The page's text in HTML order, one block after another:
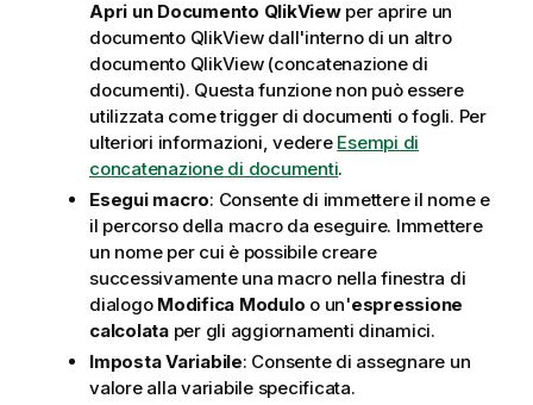
r
m
a
t
i
c
a
Apri un Documento QlikViewper aprire un
documento QlikViewdall'interno di un altro
documento QlikView(concatenazione di
documenti). Questa funzione non può essere
utilizzata come trigger di documenti o fogli. Per
ulteriori informazioni, vedere Esempi di
concatenazione di documenti.
Esegui macro: Consente di immettere il nome e
il percorso della macro da eseguire. Immettere
un nome per cui è possibile creare
successivamente una macro nella finestra di
dialogo Modifica Modulo o un'espressione
calcolataper gli aggiornamenti dinamici.
Imposta Variabile: Consente di assegnare un
valore alla variabile specificata.